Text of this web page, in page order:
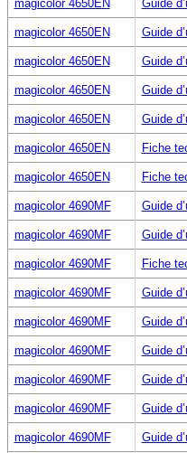
magicolor 4650EN Guide
magicolor 4650EN Guide
magicolor 4650EN Guide
magicolor 4650EN Guide
magicolor 4650EN Guide
magicolor 4650EN Fiche
magicolor 4650EN Fiche
magicolor 4690MF Guide
magicolor 4690MF Guide
magicolor 4690MF Fiche
magicolor 4690MF Guide
magicolor 4690MF Guide
magicolor 4690MF Guide
magicolor 4690MF Guide
magicolor 4690MF Guide
magicolor 4690MF Guide